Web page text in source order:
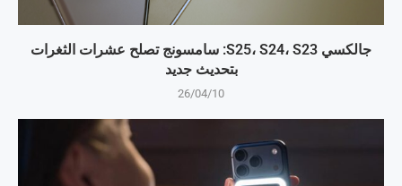
جالكسي S25، S24، S23: سامسونج تصلح عشرات الثغرات
بتحديث جديد
26/04/10